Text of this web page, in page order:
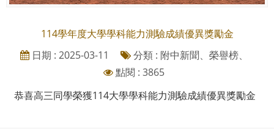
114學年度大學學科能力測驗成績優異獎勵金
日期 : 2025-03-11
分類 : 附中新聞、榮譽榜、
點閱 : 3865
恭喜高三同學榮獲114大學學科能力測驗成績優異獎勵金